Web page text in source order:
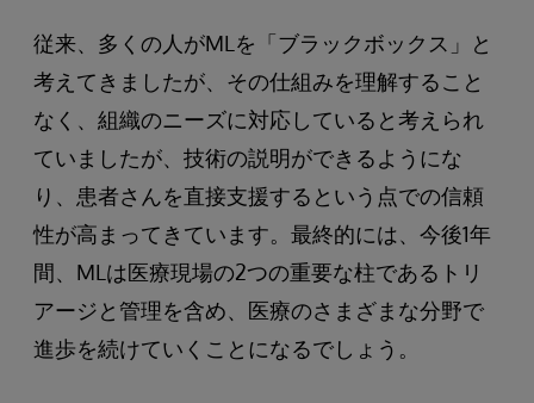
従来、多くの人がMLを「ブラックボックス」と
考えてきましたが、その仕組みを理解すること
なく、組織のニーズに対応していると考えられ
ていましたが、技術の説明ができるようにな
り、患者さんを直接支援するという点での信頼
性が高まってきています。最終的には、今後1年
間、MLは医療現場の2つの重要な柱であるトリ
アージと管理を含め、医療のさまざまな分野で
進歩を続けていくことになるでしょう。